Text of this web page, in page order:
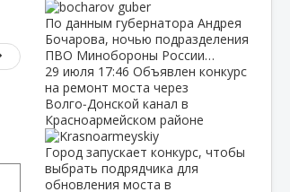
По данным губернатора Андрея
Бочарова, ночью подразделения
ПВО Минобороны России…
29 июля 17:46 Объявлен конкурс
на ремонт моста через
Волго‑Донской канал в
Красноармейском районе
Город запускает конкурс, чтобы
выбрать подрядчика для
обновления моста в